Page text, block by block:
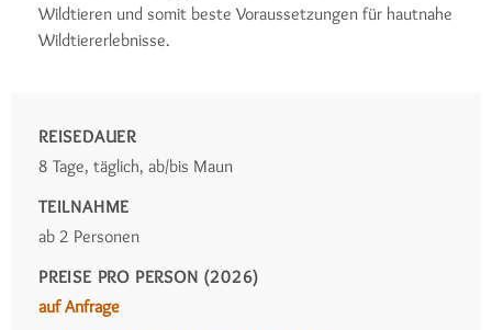
Wildtieren und somit beste Voraussetzungen für hautnahe
Wildtiererlebnisse.
REISEDAUER
8 Tage, täglich, ab/bis Maun
TEILNAHME
ab 2 Personen
PREISE PRO PERSON (2026)
auf Anfrage